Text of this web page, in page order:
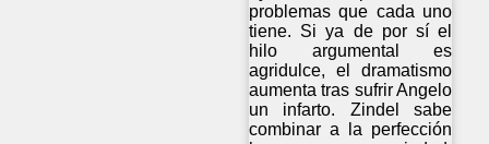
problemas que cada uno
tiene. Si ya de por sí el
hilo argumental es
agridulce, el dramatismo
aumenta tras sufrir Angelo
un infarto. Zindel sabe
combinar a la perfección